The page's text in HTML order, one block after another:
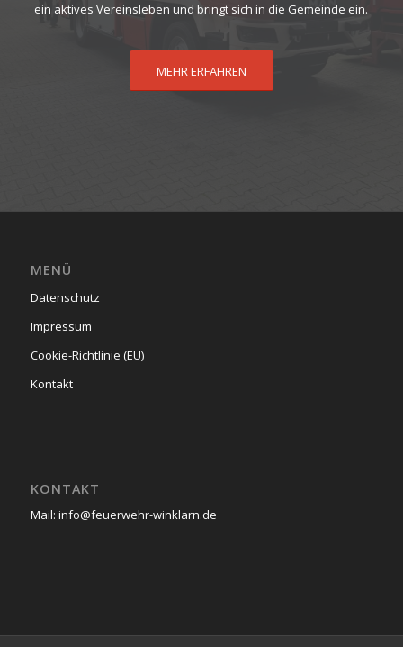
ein aktives Vereinsleben und bringt sich in die Gemeinde ein.
MEHR ERFAHREN
MENÜ
Datenschutz
Impressum
Cookie-Richtlinie (EU)
Kontakt
KONTAKT
Mail: info@feuerwehr-winklarn.de